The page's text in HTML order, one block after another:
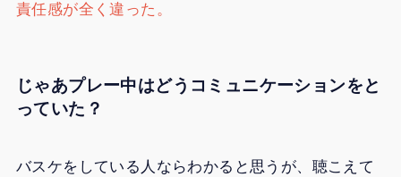
責任感が全く違った。
じゃあプレー中はどうコミュニケーションをと
っていた？
バスケをしている人ならわかると思うが、聴こえて